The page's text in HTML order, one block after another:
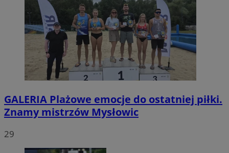
GALERIA Plażowe emocje do ostatniej piłki.
Znamy mistrzów Mysłowic
29